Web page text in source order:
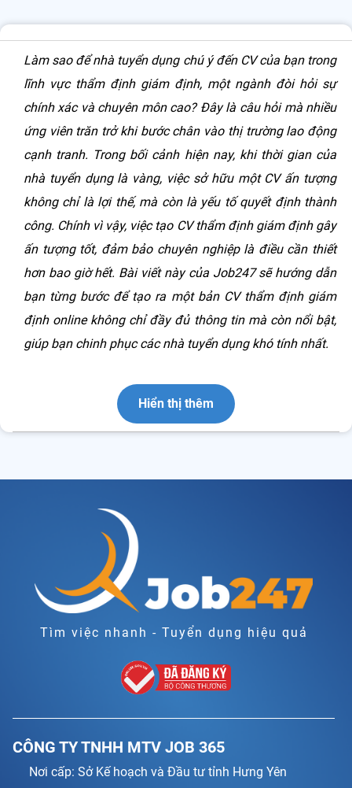
Mục lục
Làm sao để nhà tuyển dụng chú ý đến CV của bạn trong
lĩnh vực thẩm định giám định, một ngành đòi hỏi sự
chính xác và chuyên môn cao? Đây là câu hỏi mà nhiều
ứng viên trăn trở khi bước chân vào thị trường lao động
cạnh tranh. Trong bối cảnh hiện nay, khi thời gian của
nhà tuyển dụng là vàng, việc sở hữu một CV ấn tượng
không chỉ là lợi thế, mà còn là yếu tố quyết định thành
công. Chính vì vậy, việc tạo CV thẩm định giám định gây
ấn tượng tốt, đảm bảo chuyên nghiệp là điều cần thiết
hơn bao giờ hết. Bài viết này của Job247 sẽ hướng dẫn
bạn từng bước để tạo ra một bản CV thẩm định giám
định online không chỉ đầy đủ thông tin mà còn nổi bật,
giúp bạn chinh phục các nhà tuyển dụng khó tính nhất.
Hiển thị thêm
Tìm việc nhanh - Tuyển dụng hiệu quả
CÔNG TY TNHH MTV JOB 365
Nơi cấp: Sở Kế hoạch và Đầu tư tỉnh Hưng Yên